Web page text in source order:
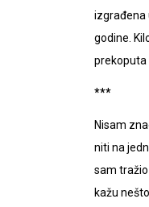
izgrađena
godine.
prekoputa
***
Nisam
niti na
sam
kažu